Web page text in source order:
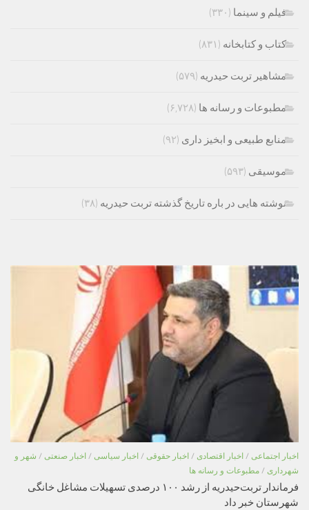
فیلم و سینما (۳۳۰)
کتاب و کتابخانه (۸۳۱)
مشاهیر تربت حیدریه (۵۷۹)
مطبوعات و رسانه ها (۶,۷۲۸)
منابع طبیعی و ابخیز داری (۹۲)
موسیقی (۵۹۳)
نوشته هایی در باره تاریخ گذشته تربت حیدریه (۳۸)
اخبار اجتماعی / اخبار اقتصادی / اخبار حقوقی / اخبار سیاسی / اخبار صنعتی / شهر و
شهرداری / مطبوعات و رسانه ها
فرماندار تربت‌حیدریه از رشد ۱۰۰ درصدی تسهیلات مشاغل خانگی
شهرستان خبر داد